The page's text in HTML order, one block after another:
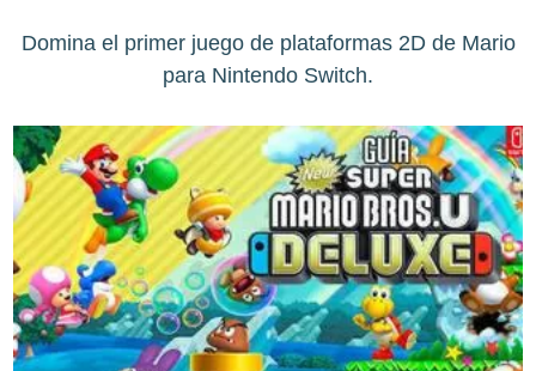
Domina el primer juego de plataformas 2D de Mario
para Nintendo Switch.